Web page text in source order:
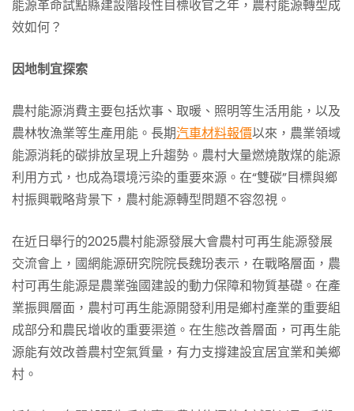
能源革命試點縣建設階段性目標收官之年，農村能源轉型成
效如何？
因地制宜探索
農村能源消費主要包括炊事、取暖、照明等生活用能，以及
農林牧漁業等生產用能。長期汽車材料報價以來，農業領域
能源消耗的碳排放呈現上升趨勢。農村大量燃燒散煤的能源
利用方式，也成為環境污染的重要來源。在“雙碳”目標與鄉
村振興戰略背景下，農村能源轉型問題不容忽視。
在近日舉行的2025農村能源發展大會農村可再生能源發展
交流會上，國網能源研究院院長魏玢表示，在戰略層面，農
村可再生能源是農業強國建設的動力保障和物質基礎。在產
業振興層面，農村可再生能源開發利用是鄉村產業的重要組
成部分和農民增收的重要渠道。在生態改善層面，可再生能
源能有效改善農村空氣質量，有力支撐建設宜居宜業和美鄉
村。